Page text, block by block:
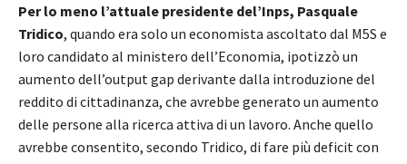
Per lo meno l’attuale presidente del’Inps, Pasquale
Tridico, quando era solo un economista ascoltato dal M5S e
loro candidato al ministero dell’Economia, ipotizzò un
aumento dell’output gap derivante dalla introduzione del
reddito di cittadinanza, che avrebbe generato un aumento
delle persone alla ricerca attiva di un lavoro. Anche quello
avrebbe consentito, secondo Tridico, di fare più deficit con